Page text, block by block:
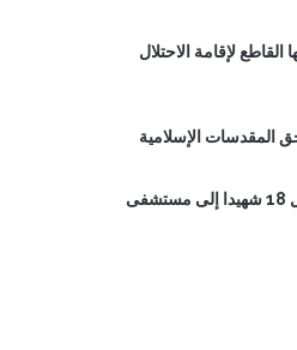
لإقامة الاحتلال
المقدسات الإسلامية
الاحتلال يواصل جرائمه.. وصول 18 شهيدا إلى مستشفى